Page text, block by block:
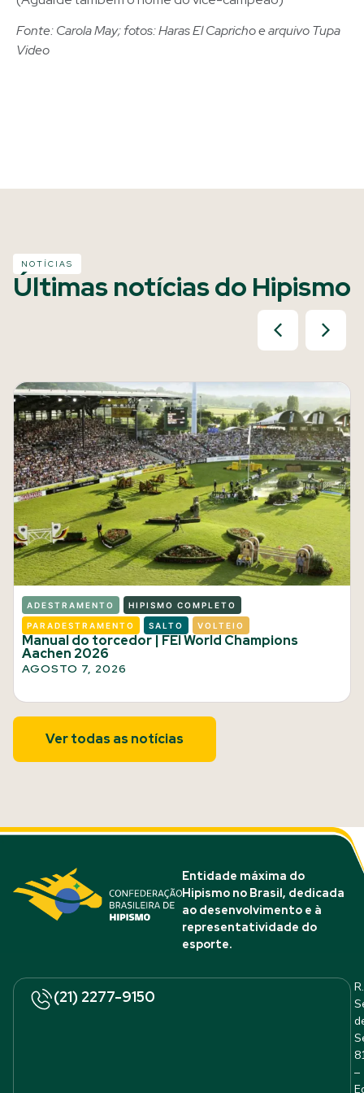
Fonte: Carola May; fotos: Haras El Capricho e arquivo Tupa
Video
NOTÍCIAS
Últimas notícias do Hipismo
ADESTRAMENTO HIPISMO COMPLETO
PARADESTRAMENTO SALTO VOLTEIO
Manual do torcedor | FEI World Champions
Aachen 2026
AGOSTO 7, 2026
Ver todas as notícias
Entidade máxima do
Hipismo no Brasil, dedicada
ao desenvolvimento e à
representatividade do
esporte.
(21) 2277-9150
R.
–